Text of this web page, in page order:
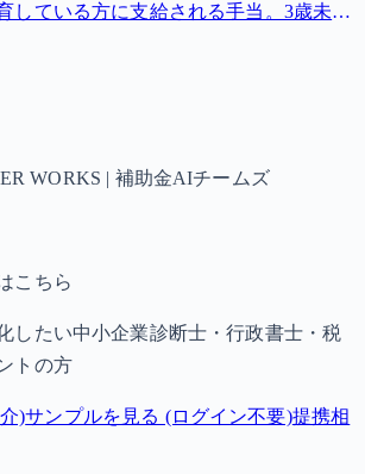
している方に支給される手当。3歳未満
、中学生は月額10,000円。
WORKS | 補助金AIチームズ
こちら
したい中小企業診断士・行政書士・税
トの方
)サンプルを見る (ログイン不要)提携相